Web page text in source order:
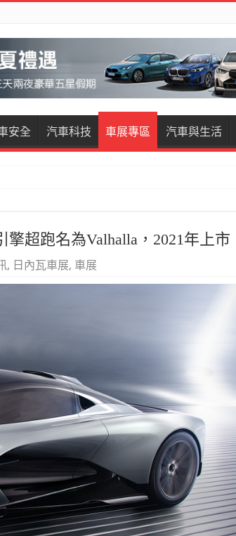
安全 汽車科技 車展專區 汽車與生活
超跑名為Valhalla，2021年上市
, 日內瓦車展, 車展